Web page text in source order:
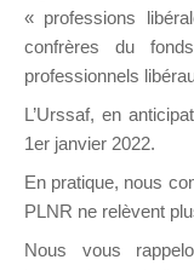
« professions
confrères du
professionnels
L’Urssaf, en
1er janvier 2022.
En pratique, nous
PLNR ne relèvent
Nous vous